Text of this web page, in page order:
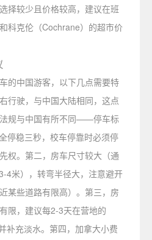
择较少且价格较高，建议在班
科克伦（Cochrane）的超市价
的中国游客，以下几点需要特
行驶，与中国大陆相同，这点
规与中国有所不同——停车标
停稳三秒，校车停靠时必须停
权。第二，房车尺寸较大（通
4米），转弯半径大，注意避开
某些道路有限高）。第三，房
限，建议每2-3天在营地的
补充淡水。第四，加拿大小费